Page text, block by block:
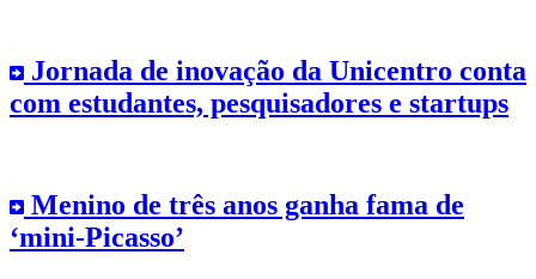
Jornada de inovação da Unicentro conta
com estudantes, pesquisadores e startups
Menino de três anos ganha fama de
‘mini-Picasso’